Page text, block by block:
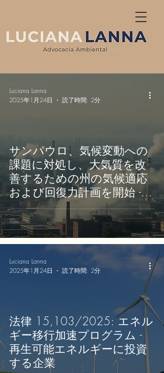
サンパウロ、気候変動への
課題に対処し、大気質を改
善するための州の気候適応
および回復力計画を開始 -
サンパウロ、気候適応およ
び回復力のための計画
Luciana Lanna
2025年1月24日
読了時間: 2分
法律 15,103/2025: エネル
ギー移行加速プログラム -
再生可能エネルギーに投資
する企業
Luciana Lanna
2025年1月24日
読了時間: 2分